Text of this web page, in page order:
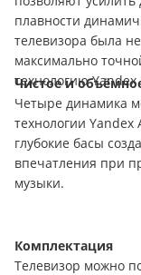
плавности
телевизора была
максимально
технологию Yandex
Чистое и
Четыре динамика
технологии
глубокие басы
впечатления при
музыки.
Комплектация
Телевизор можно